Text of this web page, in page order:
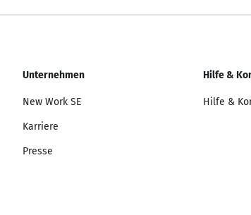
Unternehmen
New Work SE
Karriere
Presse
Hilfe &
Hilfe &